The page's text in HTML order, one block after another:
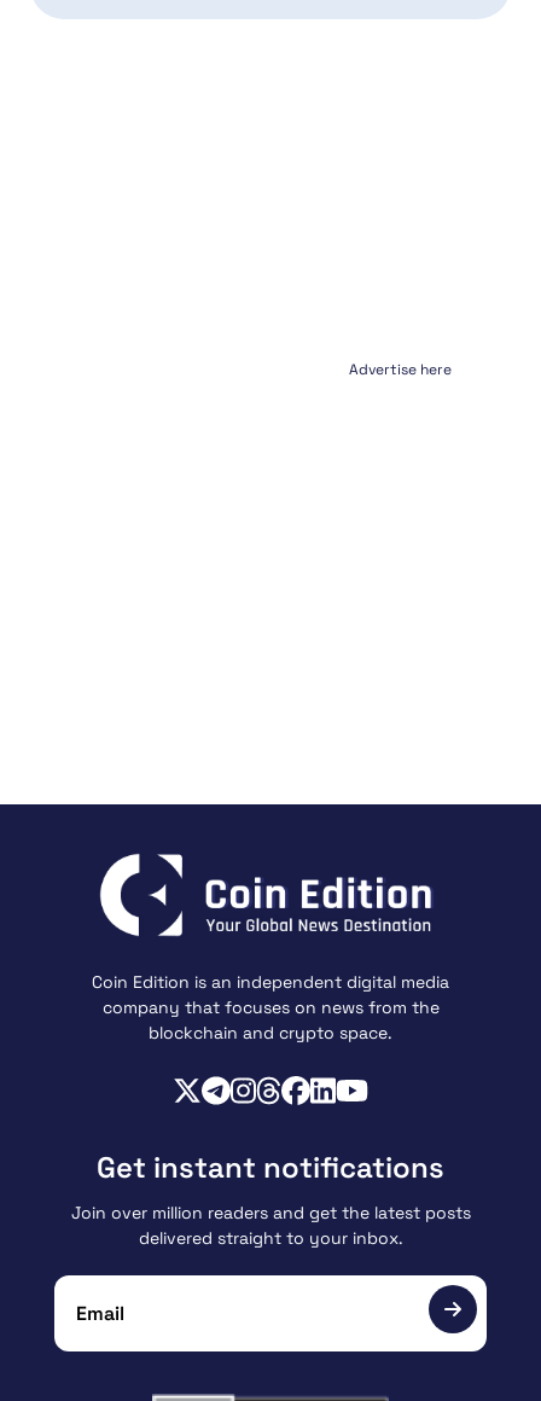
Advertise here
Coin Edition is an independent digital media
company that focuses on news from the
blockchain and crypto space.
Get instant notifications
Join over million readers and get the latest posts
delivered straight to your inbox.